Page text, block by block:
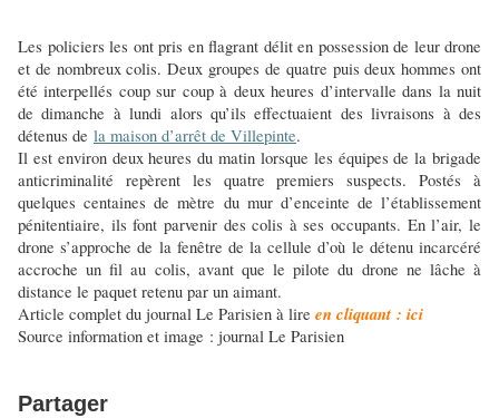
Les policiers les ont pris en flagrant délit en possession de leur drone
et de nombreux colis. Deux groupes de quatre puis deux hommes ont
été interpellés coup sur coup à deux heures d’intervalle dans la nuit
de dimanche à lundi alors qu’ils effectuaient des livraisons à des
détenus de la maison d’arrêt de Villepinte.
Il est environ deux heures du matin lorsque les équipes de la brigade
anticriminalité repèrent les quatre premiers suspects. Postés à
quelques centaines de mètre du mur d’enceinte de l’établissement
pénitentiaire, ils font parvenir des colis à ses occupants. En l’air, le
drone s’approche de la fenêtre de la cellule d’où le détenu incarcéré
accroche un fil au colis, avant que le pilote du drone ne lâche à
distance le paquet retenu par un aimant.
Article complet du journal Le Parisien à lire en cliquant : ici
Source information et image : journal Le Parisien
Partager